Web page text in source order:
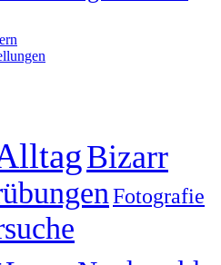
Bizarr
Fotografie